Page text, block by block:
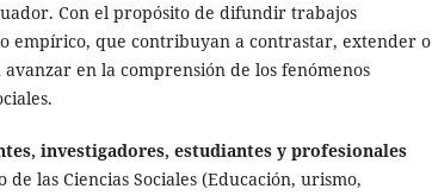
Con el propósito de difundir trabajos
empírico, que contribuyan a contrastar, extender o
en la comprensión de los fenómenos
investigadores, estudiantes y profesionales
las Ciencias Sociales (Educación, urismo,